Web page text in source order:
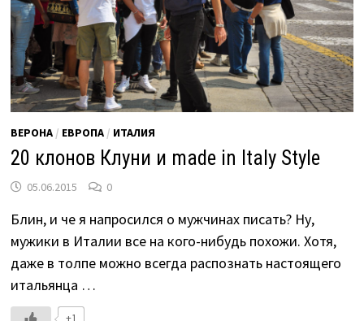
ВЕРОНА / ЕВРОПА / ИТАЛИЯ
20 клонов Клуни и made in Italy Style
05.06.2015 0
Блин, и че я напросился о мужчинах писать? Ну,
мужики в Италии все на кого-нибудь похожи. Хотя,
даже в толпе можно всегда распознать настоящего
итальянца …